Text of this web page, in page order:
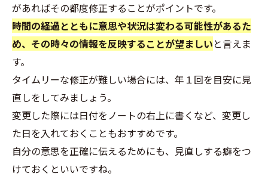
があればその都度修正することがポイントです。
時間の経過とともに意思や状況は変わる可能性があるた
め、その時々の情報を反映することが望ましいと言えま
す。
タイムリーな修正が難しい場合には、年１回を目安に見
直しをしてみましょう。
変更した際には日付をノートの右上に書くなど、変更し
た日を入れておくこともおすすめです。
自分の意思を正確に伝えるためにも、見直しする癖をつ
けておくといいですね。